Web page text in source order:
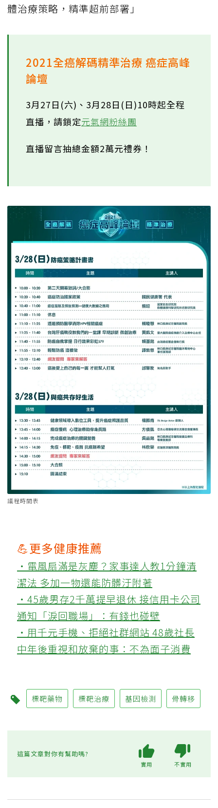
體治療策略，精準超前部署」
2021全癌解碼精準治療 癌症高峰
論壇
3月27日(六)、3月28日(日)10時起全程
直播，請鎖定元氣網粉絲團
直播留言抽總金額2萬元禮券！
議程時間表
💪更多健康推薦
‧電風扇滿是灰塵？家事達人教1分鐘清
潔法 多加一物還能防髒汙附著
‧45歲男存2千萬提早退休 接信用卡公司
通知「淚回職場」：有錢也碰壁
‧用千元手機、拒絕社群網站 48歲社長
中年後重視和放棄的事：不為面子消費
標靶藥物 標靶治療 基因檢測 骨轉移
這篇文章對你有幫助嗎?
實用 不實用